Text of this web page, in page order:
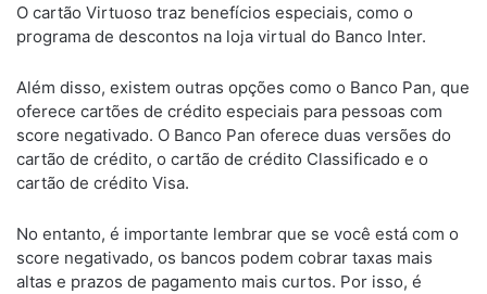
O cartão Virtuoso traz benefícios especiais, como o
programa de descontos na loja virtual do Banco Inter.
Além disso, existem outras opções como o Banco Pan, que
oferece cartões de crédito especiais para pessoas com
score negativado. O Banco Pan oferece duas versões do
cartão de crédito, o cartão de crédito Classificado e o
cartão de crédito Visa.
No entanto, é importante lembrar que se você está com o
score negativado, os bancos podem cobrar taxas mais
altas e prazos de pagamento mais curtos. Por isso, é